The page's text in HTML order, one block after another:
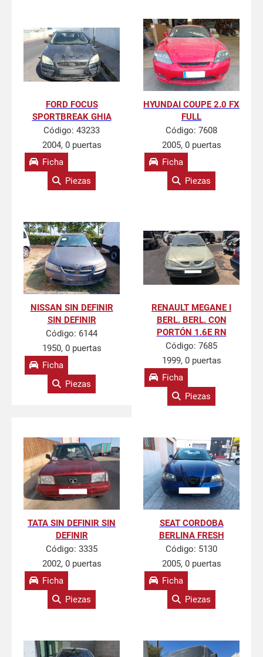
FORD FOCUS
SPORTBREAK GHIA
Código: 43233
2004, 0 puertas
Ficha
Piezas
HYUNDAI COUPE 2.0 FX
FULL
Código: 7608
2005, 0 puertas
Ficha
Piezas
NISSAN SIN DEFINIR
SIN DEFINIR
Código: 6144
1950, 0 puertas
Ficha
Piezas
RENAULT MEGANE I
BERL. BERL. CON
PORTÓN 1.6E RN
Código: 7685
1999, 0 puertas
Ficha
Piezas
TATA SIN DEFINIR SIN
DEFINIR
Código: 3335
2002, 0 puertas
Ficha
Piezas
SEAT CORDOBA
BERLINA FRESH
Código: 5130
2005, 0 puertas
Ficha
Piezas